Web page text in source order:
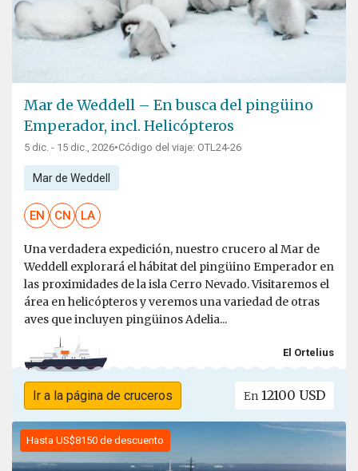
Mar de Weddell – En busca del pingüino
Emperador, incl. Helicópteros
5 dic. - 15 dic., 2026•Código del viaje: OTL24-26
Mar de Weddell
EN CN LA
Una verdadera expedición, nuestro crucero al Mar de
Weddell explorará el hábitat del pingüino Emperador en
las proximidades de la isla Cerro Nevado. Visitaremos el
área en helicópteros y veremos una variedad de otras
aves que incluyen pingüinos Adelia...
El Ortelius
Ir a la página de cruceros En 12100 USD
Hasta US$8150 de descuento